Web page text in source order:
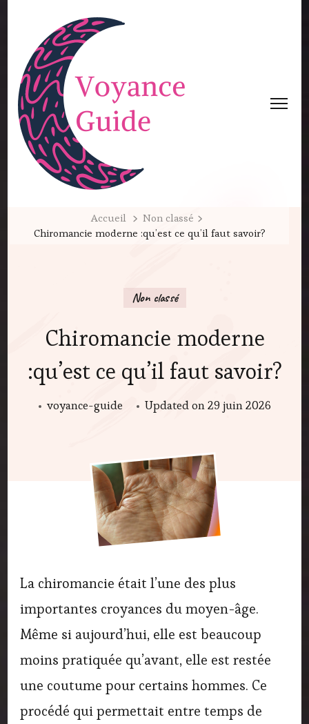
Accueil
Non classé
Chiromancie moderne :qu’est ce qu’il faut savoir?
Non classé
Chiromancie moderne
:qu’est ce qu’il faut savoir?
voyance-guide Updated on29 juin 2026
La chiromancie était l’une des plus
importantes croyances du moyen-âge.
Même si aujourd’hui, elle est beaucoup
moins pratiquée qu’avant, elle est restée
une coutume pour certains hommes. Ce
procédé qui permettait entre temps de